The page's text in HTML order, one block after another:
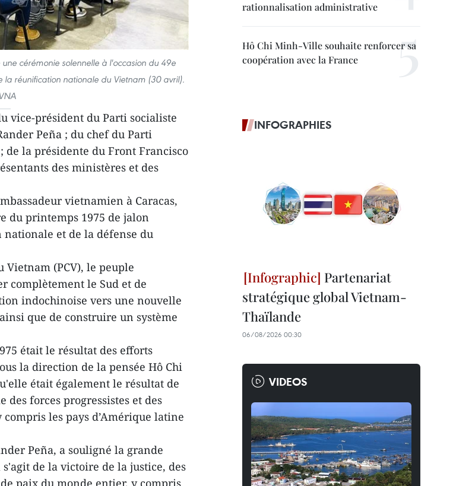
cérémonie solennelle à l'occasion du 49e
réunification nationale du Vietnam (30 avril).
vice-président du Parti socialiste
Peña ; du chef du Parti
de la présidente du Front Francisco
des ministères et des
vietnamien à Caracas,
du printemps 1975 de jalon
et de la défense du
(PCV), le peuple
complètement le Sud et de
indochinoise vers une nouvelle
que de construire un système
était le résultat des efforts
la direction de la pensée Hô Chi
était également le résultat de
forces progressistes et des
les pays d’Amérique latine
Peña, a souligné la grande
de la victoire de la justice, des
paix du monde entier, y compris
rationnalisation administrative
Hô Chi Minh-Ville souhaite renforcer sa
coopération avec la France
INFOGRAPHIES
Partenariat
stratégique global Vietnam-
Thaïlande
06/08/2026 00:30
VIDEOS